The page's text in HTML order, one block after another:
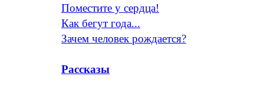
Поместите у сердца!
Как бегут года...
Зачем человек рождается?
Рассказы